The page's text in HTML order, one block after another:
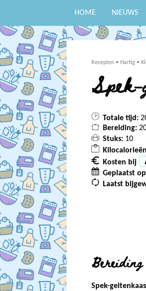
HOME NIEUWS
Recepten • Hartig •
Totale tijd:
Bereiding:
Stuks: 10
Kosten bij
Geplaatst
Laatst
Bereiding
Spek-